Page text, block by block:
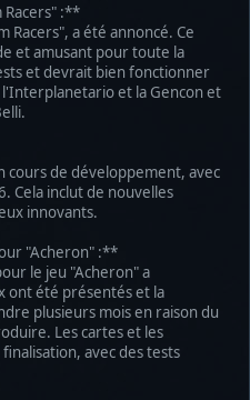
Racers" :**
Racers", a été annoncé. Ce
et amusant pour toute la
et devrait bien fonctionner
et la Gencon et
cours de développement, avec
Cela inclut de nouvelles
innovants.
"Acheron" :**
le jeu "Acheron" a
ont été présentés et la
plusieurs mois en raison du
Les cartes et les
avec des tests